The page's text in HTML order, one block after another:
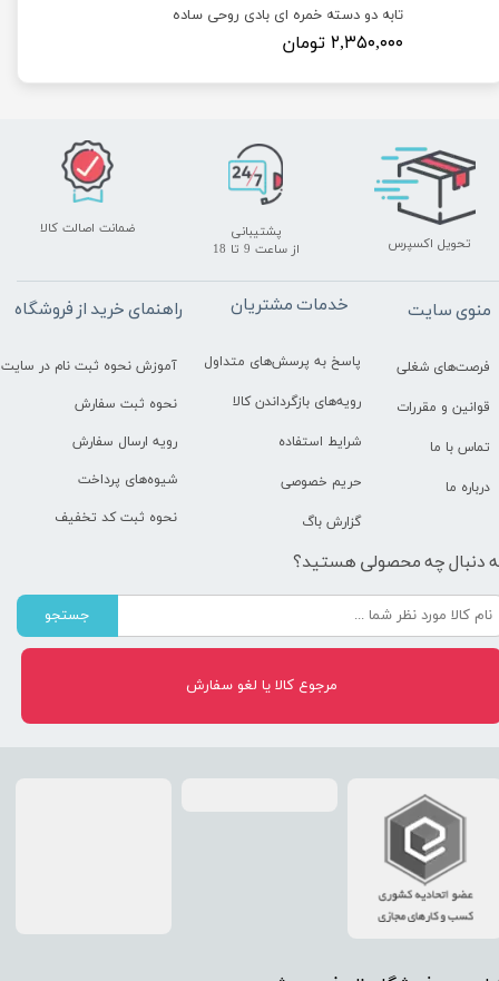
تابه دو دسته خمره ای بادی روحی ساده
۲,۳۵۰,۰۰۰ تومان
تحویل اکسپرس
پشتیبانی
​​​​​​​از ساعت 9 تا 18
ضمانت اصالت کالا
راهنمای خرید از فروشگاه
آموزش نحوه ثبت نام در سایت
نحوه ثبت سفارش
رویه ارسال سفارش
شیوه‌های پرداخت
نحوه ثبت کد تخفیف
خدمات مشتریان
پاسخ به پرسش‌های متداول
رویه‌های بازگرداندن کالا
شرایط استفاده
حریم خصوصی
گزارش باگ
منوی سایت
فرصت‌های شغلی
قوانین و مقررات
تماس با ما
درباره ما
دنبال چه محصولی هستید؟
جستجو
مرجوع کالا یا لغو سفارش